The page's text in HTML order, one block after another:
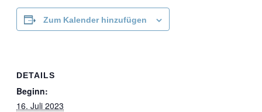
Zum Kalender hinzufügen
DETAILS
Beginn:
16. Juli 2023